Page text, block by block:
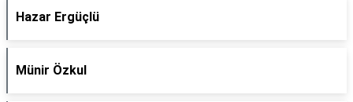
Hazar Ergüçlü
Münir Özkul